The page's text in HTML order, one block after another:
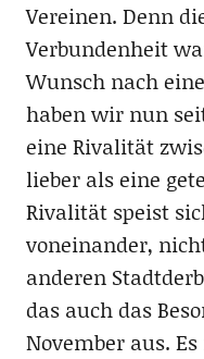
Vereinen. Denn
Verbundenheit
Wunsch nach
haben wir nun
eine Rivalität
lieber als eine
Rivalität speist
voneinander,
anderen
das auch das
November aus.